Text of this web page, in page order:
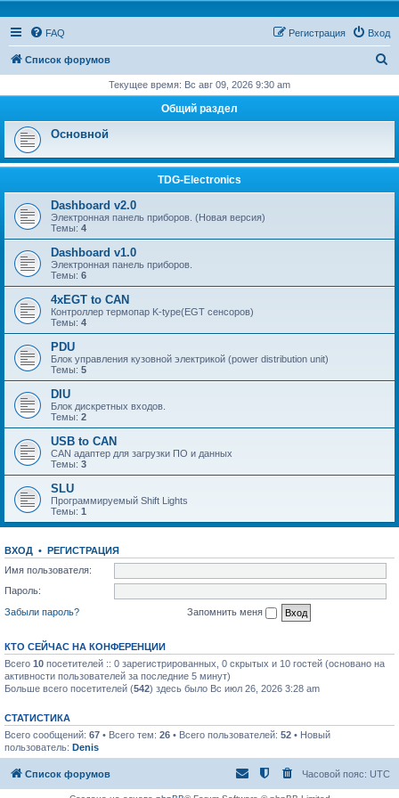
FAQ Вход
Регистрация
Список форумов
с
Текущее время: Вс авг 09, 2026 9:30 am
Общий раздел
Основной
TDG-Electronics
Dashboard v2.0
Электронная панель приборов. (Новая версия)
Темы: 4
Dashboard v1.0
Электронная панель приборов.
Темы: 6
4xEGT to CAN
Контроллер термопар K-type(EGT сенсоров)
Темы: 4
PDU
Блок управления кузовной электрикой (power distribution unit)
Темы: 5
DIU
Блок дискретных входов.
Темы: 2
USB to CAN
CAN адаптер для загрузки ПО и данных
Темы: 3
SLU
Программируемый Shift Lights
Темы: 1
ВХОД • РЕГИСТРАЦИЯ
Имя пользователя:
Пароль:
Забыли пароль?
Запомнить меня
КТО СЕЙЧАС НА КОНФЕРЕНЦИИ
Всего 10 посетителей :: 0 зарегистрированных, 0 скрытых и 10 гостей (основано на
активности пользователей за последние 5 минут)
Больше всего посетителей (542) здесь было Вс июл 26, 2026 3:28 am
СТАТИСТИКА
Всего сообщений: 67 • Всего тем: 26 • Всего пользователей: 52 • Новый
пользователь: Denis
Список форумов Часовой пояс: UTC